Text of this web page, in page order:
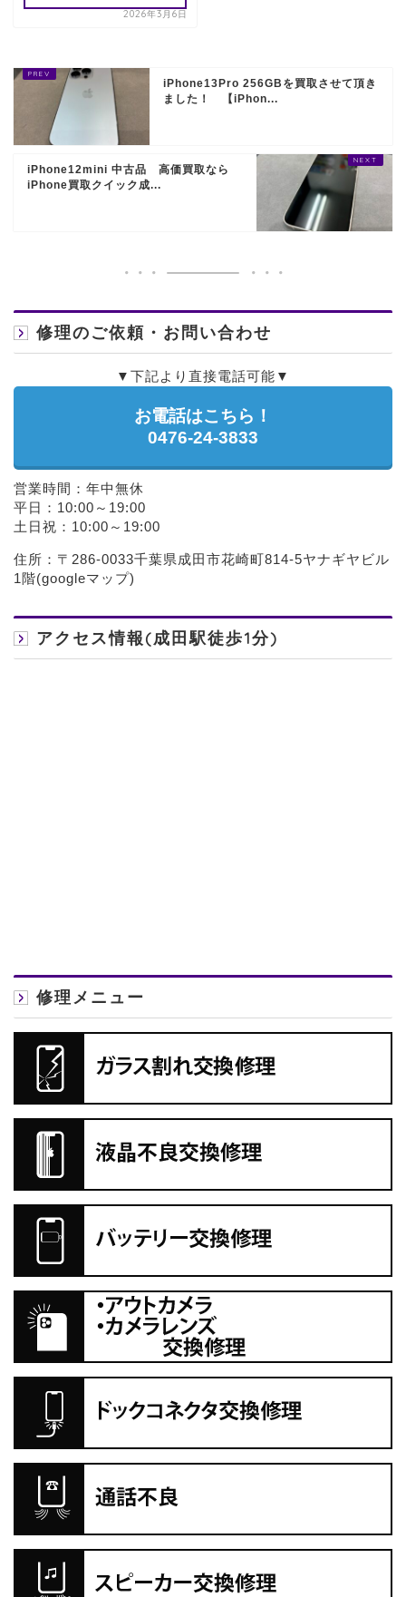
2026年3月6日
iPhone13Pro 256GBを買取させて頂き
ました！ 【iPhon...
iPhone12mini 中古品 高価買取なら
iPhone買取クイック成...
修理のご依頼・お問い合わせ
▼下記より直接電話可能▼
お電話はこちら！
0476-24-3833
営業時間：年中無休
平日：10:00～19:00
土日祝：10:00～19:00
住所：〒286-0033千葉県成田市花崎町814-5ヤナギヤビル
1階(googleマップ)
アクセス情報(成田駅徒歩1分)
修理メニュー